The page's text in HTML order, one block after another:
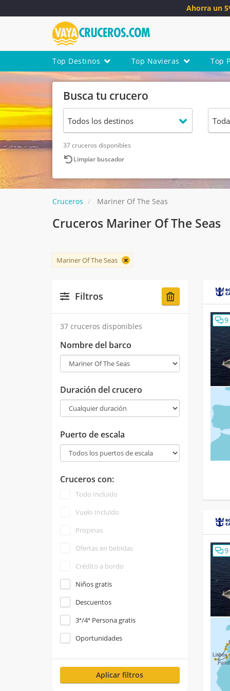
Ahorra un
Top Destinos Top Navieras Top
Busca tu crucero
37 cruceros disponibles
Limpiar buscador
Cruceros Mariner Of The Seas
Cruceros Mariner Of The Seas
Mariner Of The Seas
Filtros
37 cruceros disponibles
Nombre del barco
Duración del crucero
Puerto de escala
Cruceros con:
Todo Incluido
Vuelo Incluido
Propinas
Ofertas en bebidas
Crédito a bordo
Niños gratis
Descuentos
3ª/4ª Persona gratis
Oportunidades
Aplicar filtros
9
9